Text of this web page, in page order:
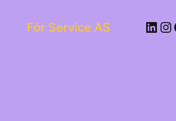
contentFòr Service AS